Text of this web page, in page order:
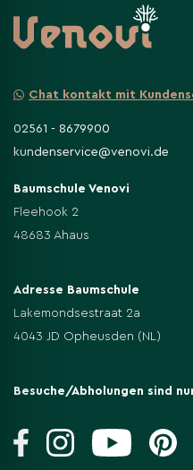
Chat kontakt mit
02561 - 8679900
kundenservice@venovi.de
Baumschule Venovi
Fleehook 2
48683 Ahaus
Adresse Baumschule
Lakemondsestraat 2a
4043 JD Opheusden (NL)
Besuche/Abholungen sind